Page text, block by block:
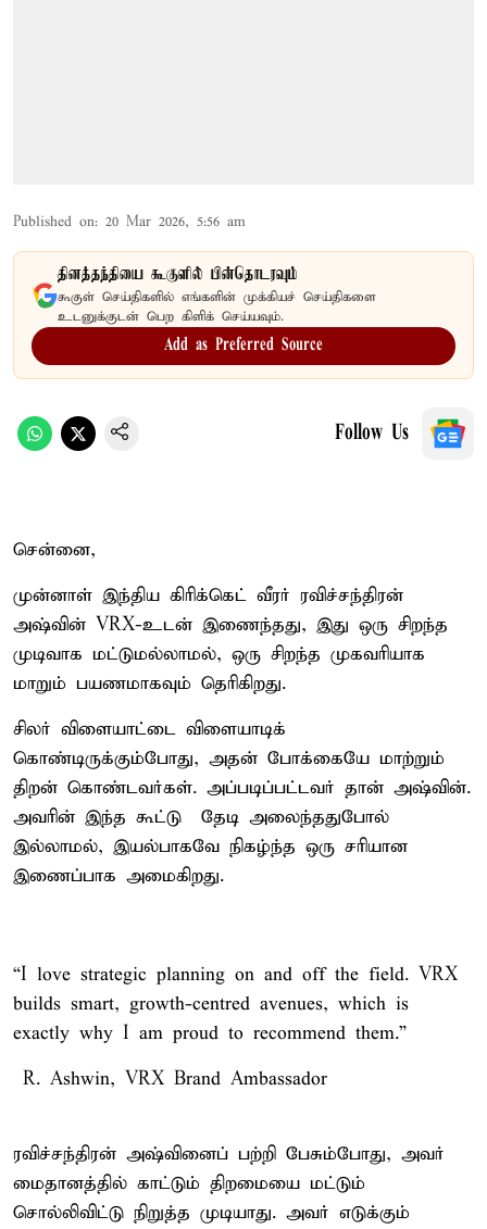
Published on: 20 Mar 2026, 5:56 am
தினத்தந்தியை கூகுளில் பின்தொடரவும்
கூகுள் செய்திகளில் எங்களின் முக்கியச் செய்திகளை
உடனுக்குடன் பெற கிளிக் செய்யவும்.
Add as Preferred Source
Follow Us
சென்னை,
முன்னாள் இந்திய கிரிக்கெட் வீரர் ரவிச்சந்திரன்
அஷ்வின் VRX-உடன் இணைந்தது, இது ஒரு சிறந்த
முடிவாக மட்டுமல்லாமல், ஒரு சிறந்த முகவரியாக
மாறும் பயணமாகவும் தெரிகிறது.
சிலர் விளையாட்டை விளையாடிக்
கொண்டிருக்கும்போது, அதன் போக்கையே மாற்றும்
திறன் கொண்டவர்கள். அப்படிப்பட்டவர் தான் அஷ்வின்.
அவரின் இந்த கூட்டு தேடி அலைந்ததுபோல்
இல்லாமல், இயல்பாகவே நிகழ்ந்த ஒரு சரியான
இணைப்பாக அமைகிறது.
“I love strategic planning on and off the field. VRX
builds smart, growth-centred avenues, which is
exactly why I am proud to recommend them.”
– R. Ashwin, VRX Brand Ambassador
ரவிச்சந்திரன் அஷ்வினைப் பற்றி பேசும்போது, அவர்
மைதானத்தில் காட்டும் திறமையை மட்டும்
சொல்லிவிட்டு நிறுத்த முடியாது. அவர் எடுக்கும்